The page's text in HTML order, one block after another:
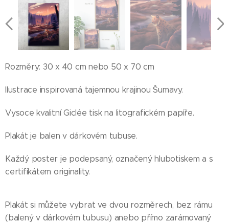
Rozměry: 30 x 40 cm nebo 50 x 70 cm
Ilustrace inspirovaná tajemnou krajinou Šumavy.
Vysoce kvalitní Giclée tisk na litografickém papíře.
Plakát je balen v dárkovém tubuse.
Každý poster je podepsaný, označený hlubotiskem a s
certifikátem originality.
Plakát si můžete vybrat ve dvou rozměrech, bez rámu
(balený v dárkovém tubusu) anebo přímo zarámovaný